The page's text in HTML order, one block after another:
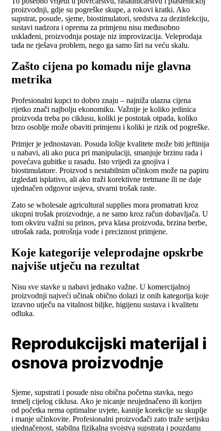
proizvodnji, gdje su pogreške skupe, a rokovi kratki. Ako
supstrat, posude, sjeme, biostimulatori, sredstva za dezinfekciju,
sustavi nadzora i oprema za primjenu nisu međusobno
usklađeni, proizvodnja postaje niz improvizacija. Veleprodaja
tada ne rješava problem, nego ga samo širi na veću skalu.
Zašto cijena po komadu nije glavna
metrika
Profesionalni kupci to dobro znaju – najniža ulazna cijena
rijetko znači najbolju ekonomiku. Važnije je koliko jedinica
proizvoda treba po ciklusu, koliki je postotak otpada, koliko
brzo osoblje može obaviti primjenu i koliki je rizik od pogreške.
Primjer je jednostavan. Posuda lošije kvalitete može biti jeftinija
u nabavi, ali ako puca pri manipulaciji, smanjuje brzinu rada i
povećava gubitke u rasadu. Isto vrijedi za gnojiva i
biostimulatore. Proizvod s nestabilnim učinkom može na papiru
izgledati isplativo, ali ako traži korektivne tretmane ili ne daje
ujednačen odgovor usjeva, stvarni trošak raste.
Zato se wholesale agricultural supplies mora promatrati kroz
ukupni trošak proizvodnje, a ne samo kroz račun dobavljača. U
tom okviru važni su prinos, prva klasa proizvoda, brzina berbe,
utrošak rada, potrošnja vode i preciznost primjene.
Koje kategorije veleprodajne opskrbe
najviše utječu na rezultat
Nisu sve stavke u nabavi jednako važne. U komercijalnoj
proizvodnji najveći učinak obično dolazi iz onih kategorija koje
izravno utječu na vitalnost biljke, higijenu sustava i kvalitetu
odluka.
Reprodukcijski materijal i
osnova proizvodnje
Sjeme, supstrati i posude nisu obična početna stavka, nego
temelj cijelog ciklusa. Ako je nicanje neujednačeno ili korijen
od početka nema optimalne uvjete, kasnije korekcije su skuplje
i manje učinkovite. Profesionalni proizvođači zato traže serijsku
ujednačenost, stabilna fizikalna svojstva supstrata i pouzdanu